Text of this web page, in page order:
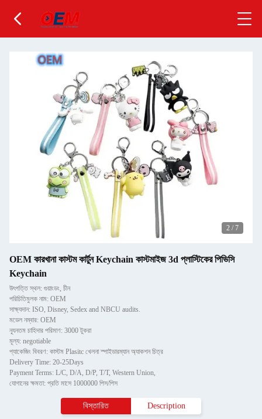
2 / 7
OEM কারখানা কাস্টম কার্টুন Keychain কাস্টমাইজ 3d প্লাস্টিকের পিভিসি
Keychain
উৎপত্তি স্থল: গুয়াংডং, চীন
পরিচিতিমুলক নাম: OEM
সাক্ষ্যদান: ISO, Disney, Sedex and NBCU audits.
মডেল নম্বার: OEM
ন্যূনতম চাহিদার পরিমাণ: 3000 টুকরা
মূল্য: negotiable
প্যাকেজিং বিবরণ: কাস্টম Plasitc খেলনা স্পাইডারম্যান অ্যাকশন চিত্র
Delivery Time: 20-25Days
Payment Terms: L/C, D/A, D/P, T/T, Western Union,
যোগানের ক্ষমতা: প্রতি মাসে 1000000 পিস/পিস
বিস্তারিত Description